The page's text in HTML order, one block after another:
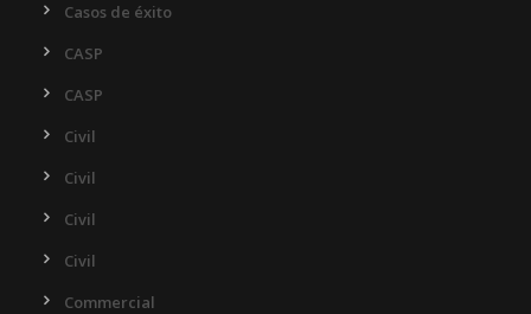
Casos de éxito
CASP
CASP
Civil
Civil
Civil
Civil
Commercial